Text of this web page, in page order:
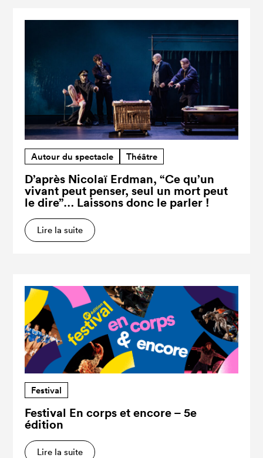
Autour du spectacle Théâtre
D’après Nicolaï Erdman, “Ce qu’un
vivant peut penser, seul un mort peut
le dire”… Laissons donc le parler !
Lire la suite
Festival
Festival En corps et encore – 5e
édition
Lire la suite